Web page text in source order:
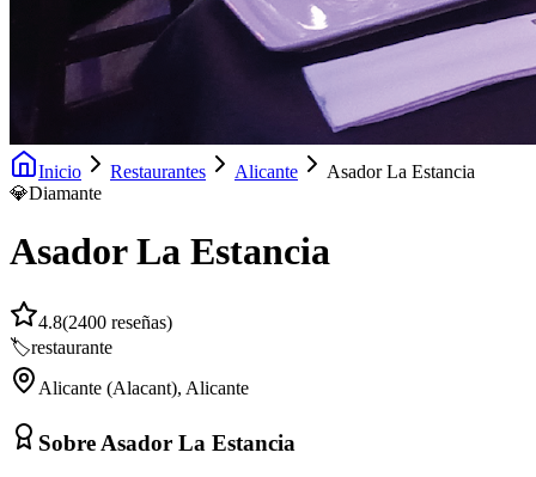
Inicio Restaurantes Alicante
Asador La Estancia
💎Diamante
Asador La Estancia
4.8(2400 reseñas)
🏷️restaurante
Alicante (Alacant), Alicante
Sobre Asador La Estancia